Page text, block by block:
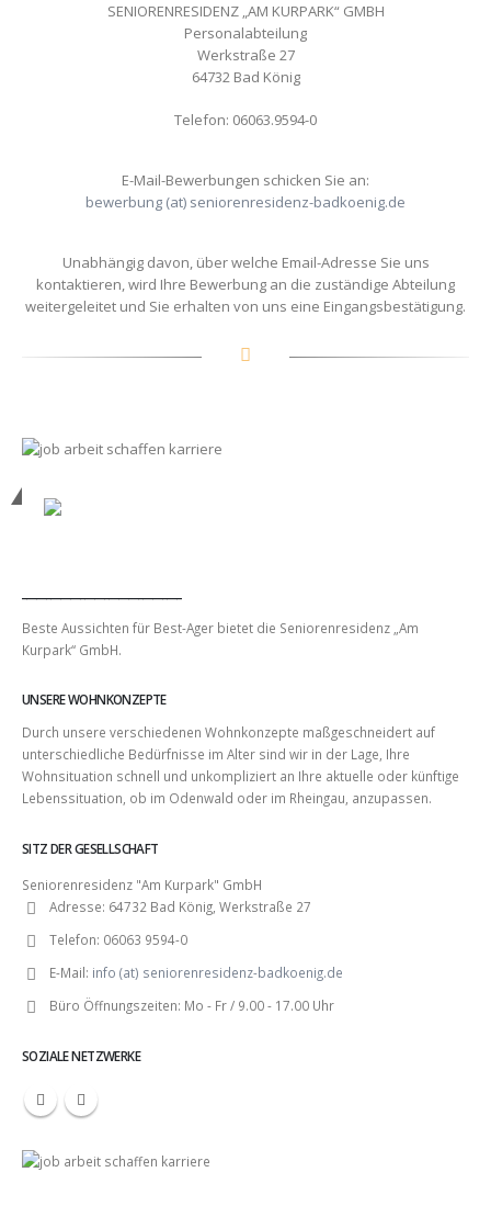
SENIORENRESIDENZ „AM KURPARK“ GMBH
Personalabteilung
Werkstraße 27
64732 Bad König
Telefon: 06063.9594-0
E-Mail-Bewerbungen schicken Sie an:
bewerbung (at) seniorenresidenz-badkoenig.de
Unabhängig davon, über welche Email-Adresse Sie uns
kontaktieren, wird Ihre Bewerbung an die zuständige Abteilung
weitergeleitet und Sie erhalten von uns eine Eingangsbestätigung.
Beste Aussichten für Best-Ager bietet die Seniorenresidenz „Am
Kurpark“ GmbH.
UNSERE WOHNKONZEPTE
Durch unsere verschiedenen Wohnkonzepte maßgeschneidert auf
unterschiedliche Bedürfnisse im Alter sind wir in der Lage, Ihre
Wohnsituation schnell und unkompliziert an Ihre aktuelle oder künftige
Lebenssituation, ob im Odenwald oder im Rheingau, anzupassen.
SITZ DER GESELLSCHAFT
Seniorenresidenz "Am Kurpark" GmbH
Adresse: 64732 Bad König, Werkstraße 27
Telefon: 06063 9594-0
E-Mail: info (at) seniorenresidenz-badkoenig.de
Büro Öffnungszeiten: Mo - Fr / 9.00 - 17.00 Uhr
SOZIALE NETZWERKE